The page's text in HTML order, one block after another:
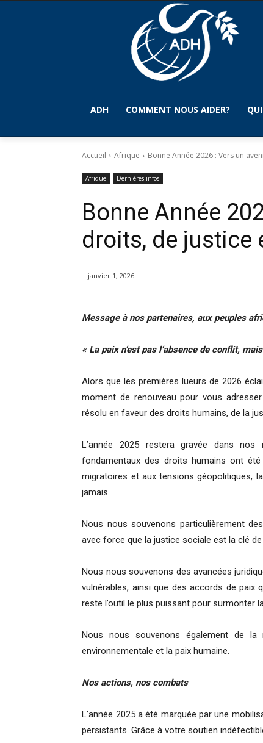
ADH COMMENT NOUS AIDER?
Accueil Afrique Bonne Année 2026 : Vers un
Afrique Dernières infos
Bonne Année
droits, de justice
janvier 1, 2026
Message à nos partenaires, aux peuples
« La paix n’est pas l’absence de conflit,
Alors que les premières lueurs de 2026
moment de renouveau pour vous
résolu en faveur des droits humains, de la
L’année 2025 restera gravée dans
fondamentaux des droits humains ont
migratoires et aux tensions géopolitiques,
jamais.
Nous nous souvenons particulièrement
avec force que la justice sociale est la clé
Nous nous souvenons des avancées
vulnérables, ainsi que des accords de paix
reste l’outil le plus puissant pour surmonter
Nous nous souvenons également de la
environnementale et la paix humaine.
Nos actions, nos combats
L’année 2025 a été marquée par une
persistants. Grâce à votre soutien